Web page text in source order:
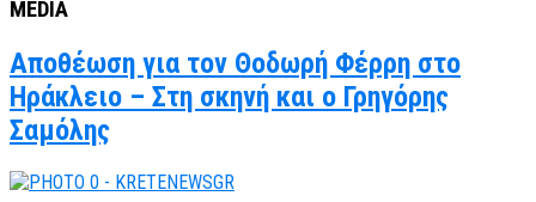
MEDIA
Αποθέωση για τον Θοδωρή Φέρρη στο
Ηράκλειο – Στη σκηνή και ο Γρηγόρης
Σαμόλης